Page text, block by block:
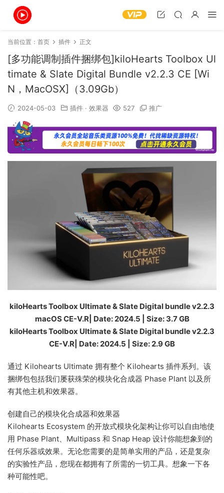
当前位置： 首页 插件 正文
[多功能调制插件捆绑包]kiloHearts Toolbox Ul
timate & Slate Digital Bundle v2.2.3 CE [Wi
N，MacOSX]（3.09Gb）
2024-05-03 插件 · 效果器 527 推广
kiloHearts Toolbox Ultimate & Slate Digital bundle v2.2.3
macOS CE-V.R| Date: 2024.5 | Size: 3.7 GB
kiloHearts Toolbox Ultimate & Slate Digital bundle v2.2.3
CE-V.R| Date: 2024.5 | Size: 2.9 GB
通过 Kilohearts Ultimate 拥有整个 Kilohearts 插件系列。该
捆绑包包括我们屡获殊荣的模块化合成器 Phase Plant 以及所
有其他主机和效果器。
创建自己的模块化合成器和效果器
Kilohearts Ecosystem 的开放式模块化架构让你可以自由地使
用 Phase Plant、Multipass 和 Snap Heap 设计你能想象到的
任何乐器或效果。无论您需要的是简单实用的产品，还是复杂
的实验性产品，您现在都拥有了所需的一切工具。想象一下各
种可能性吧。